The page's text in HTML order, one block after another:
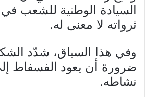
السيادة الوطنية للشعب
ثرواته لا معنى له.
وفي هذا السياق، شدّد
ضرورة أن يعود الفسفاط
نشاطه.